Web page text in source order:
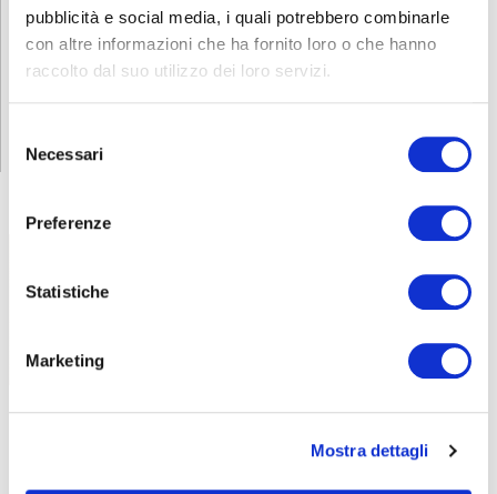
pubblicità e social media, i quali potrebbero combinarle
con altre informazioni che ha fornito loro o che hanno
raccolto dal suo utilizzo dei loro servizi.
delNecessari
Preferenze
Statistiche
Marketing
Mostra dettagli
ABFNEWS